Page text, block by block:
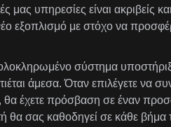
μας υπηρεσίες είναι ακριβείς
εξοπλισμό με στόχο να
σύστημα
άμεσα. Όταν επιλέγετε να
θα έχετε πρόσβαση σε έναν
θα σας καθοδηγεί σε κάθε βήμα